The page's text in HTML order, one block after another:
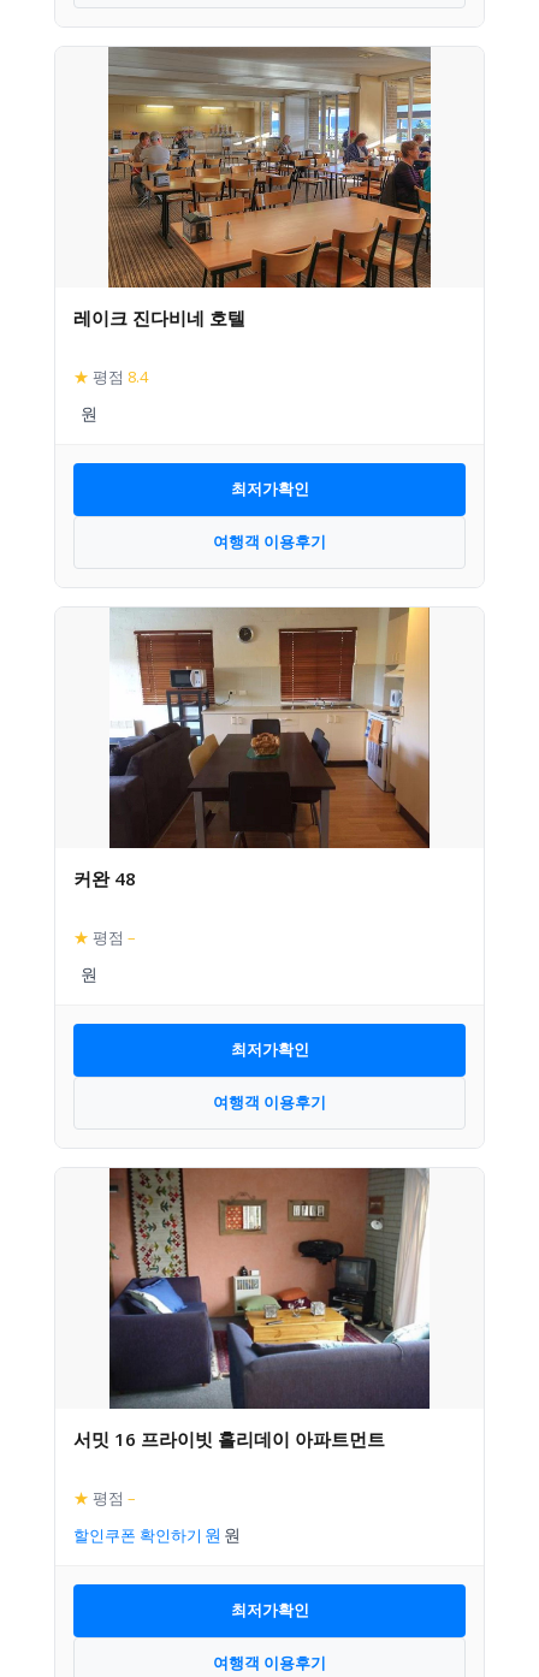
레이크 진다비네 호텔
★ 평점 8.4
최저가확인
여행객 이용후기
커완 48
★ 평점 –
최저가확인
여행객 이용후기
서밋 16 프라이빗 홀리데이 아파트먼트
★ 평점 –
할인쿠폰 확인하기
최저가확인
여행객 이용후기